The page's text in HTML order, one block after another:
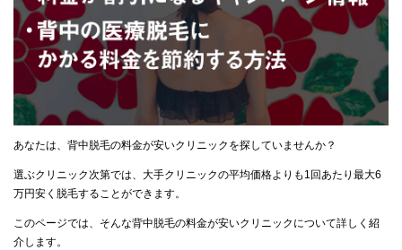
あなたは、背中脱毛の料金が安いクリニックを探していませんか？
選ぶクリニック次第では、大手クリニックの平均価格よりも1回あたり最大6
万円安く脱毛することができます。
このページでは、そんな背中脱毛の料金が安いクリニックについて詳しく紹
介します。